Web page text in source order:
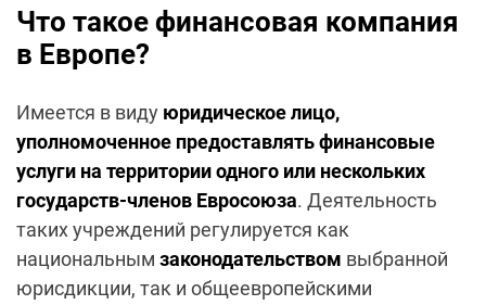
Что такое финансовая компания
в Европе?
Имеется в виду юридическое лицо,
уполномоченное предоставлять финансовые
услуги на территории одного или нескольких
государств-членов Евросоюза. Деятельность
таких учреждений регулируется как
национальным законодательством выбранной
юрисдикции, так и общеевропейскими